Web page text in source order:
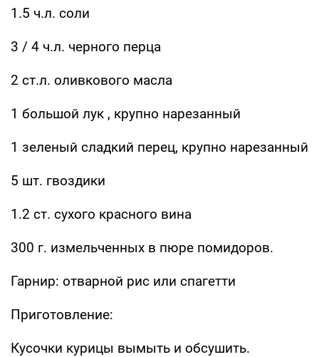
1.5 ч.л. соли
3 / 4 ч.л. черного перца
2 ст.л. оливкового масла
1 большой лук , крупно нарезанный
1 зеленый сладкий перец, крупно нарезанный
5 шт. гвоздики
1.2 ст. сухого красного вина
300 г. измельченных в пюре помидоров.
Гарнир: отварной рис или спагетти
Приготовление:
Кусочки курицы вымыть и обсушить.